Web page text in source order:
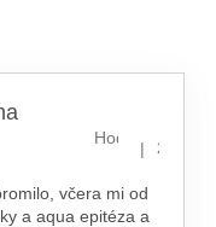
Hodnocení
|
včera mi od
a aqua epitéza a